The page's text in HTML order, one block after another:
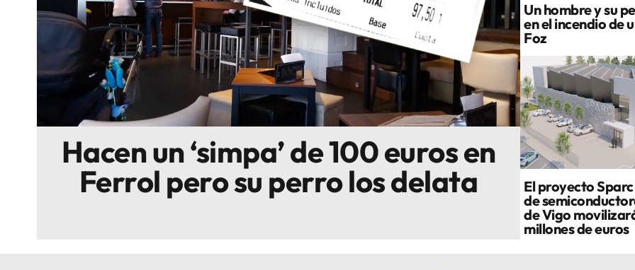
Sostenibilidad
Hacen un ‘simpa’ de 100 euros en
Ferrol pero su perro los delata
Un hombre y su
en el incendio de
Foz
El proyecto
de
de Vigo
millones de euros